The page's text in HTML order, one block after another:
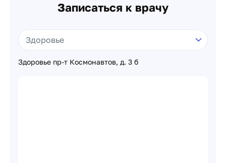
Записаться к врачу
Здоровье пр-т Космонавтов, д. 3 б